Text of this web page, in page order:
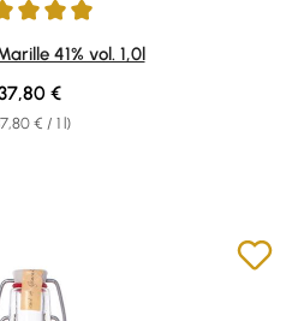
5 stars
41% vol. 1,0l
€ / 1 l)
price:
€